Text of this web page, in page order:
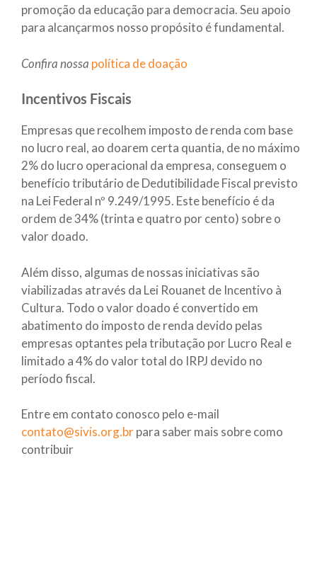
promoção da educação para democracia. Seu apoio
para alcançarmos nosso propósito é fundamental.
Confira nossa política de doação
Incentivos Fiscais
Empresas que recolhem imposto de renda com base
no lucro real, ao doarem certa quantia, de no máximo
2% do lucro operacional da empresa, conseguem o
benefício tributário de Dedutibilidade Fiscal previsto
na Lei Federal nº 9.249/1995. Este benefício é da
ordem de 34% (trinta e quatro por cento) sobre o
valor doado.
Além disso, algumas de nossas iniciativas são
viabilizadas através da Lei Rouanet de Incentivo à
Cultura. Todo o valor doado é convertido em
abatimento do imposto de renda devido pelas
empresas optantes pela tributação por Lucro Real e
limitado a 4% do valor total do IRPJ devido no
período fiscal.
Entre em contato conosco pelo e-mail
contato@sivis.org.brpara saber mais sobre como
contribuir